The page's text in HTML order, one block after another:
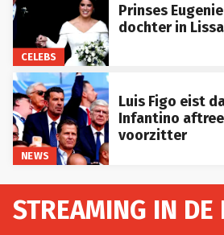
CELEBS
Prinses
dochter in
NEWS
Luis Figo eist
Infantino
voorzitter
STREAMING IN DE